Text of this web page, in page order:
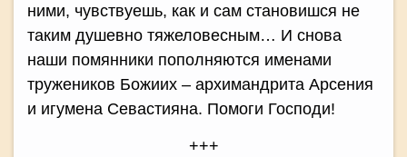
ними, чувствуешь, как и сам становишся не
таким душевно тяжеловесным… И снова
наши помянники пополняются именами
тружеников Божиих – архимандрита Арсения
и игумена Севастияна. Помоги Господи!
+++